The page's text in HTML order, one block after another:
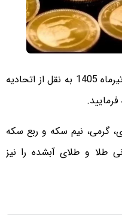
قیمت سکه و طلا امروز سه شنبه 9 تیرماه 1405 به نقل از اتحادیه
گرمی، نیم سکه و ربع سکه
طلا و طلای آبشده را نیز